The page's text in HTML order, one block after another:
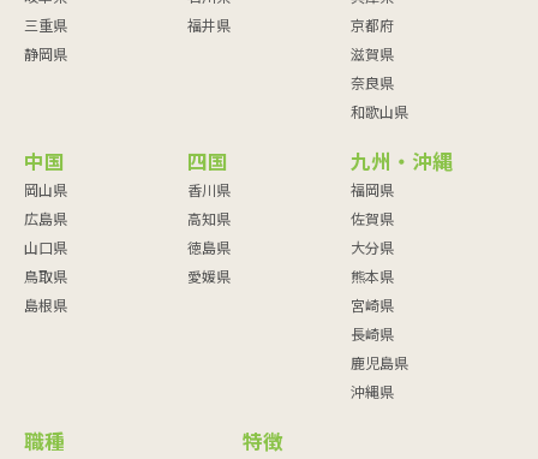
三重県
静岡県
福井県
京都府
滋賀県
奈良県
和歌山県
中国
岡山県
広島県
山口県
鳥取県
島根県
四国
香川県
高知県
徳島県
愛媛県
九州・沖縄
福岡県
佐賀県
大分県
熊本県
宮崎県
長崎県
鹿児島県
沖縄県
職種 特徴